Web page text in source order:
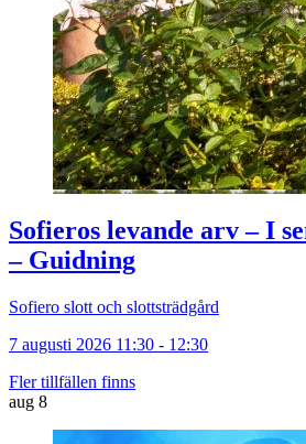
Sofieros levande arv – I
– Guidning
Sofiero slott och slottsträdgård
7 augusti 2026 11:30 - 12:30
Fler tillfällen finns
aug 8